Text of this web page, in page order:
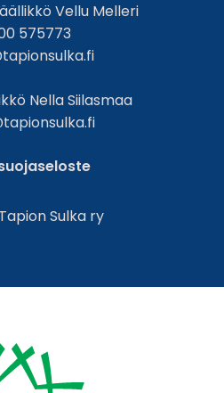
Vellu Melleri
575773
Nella Siilasmaa
Sulka ry